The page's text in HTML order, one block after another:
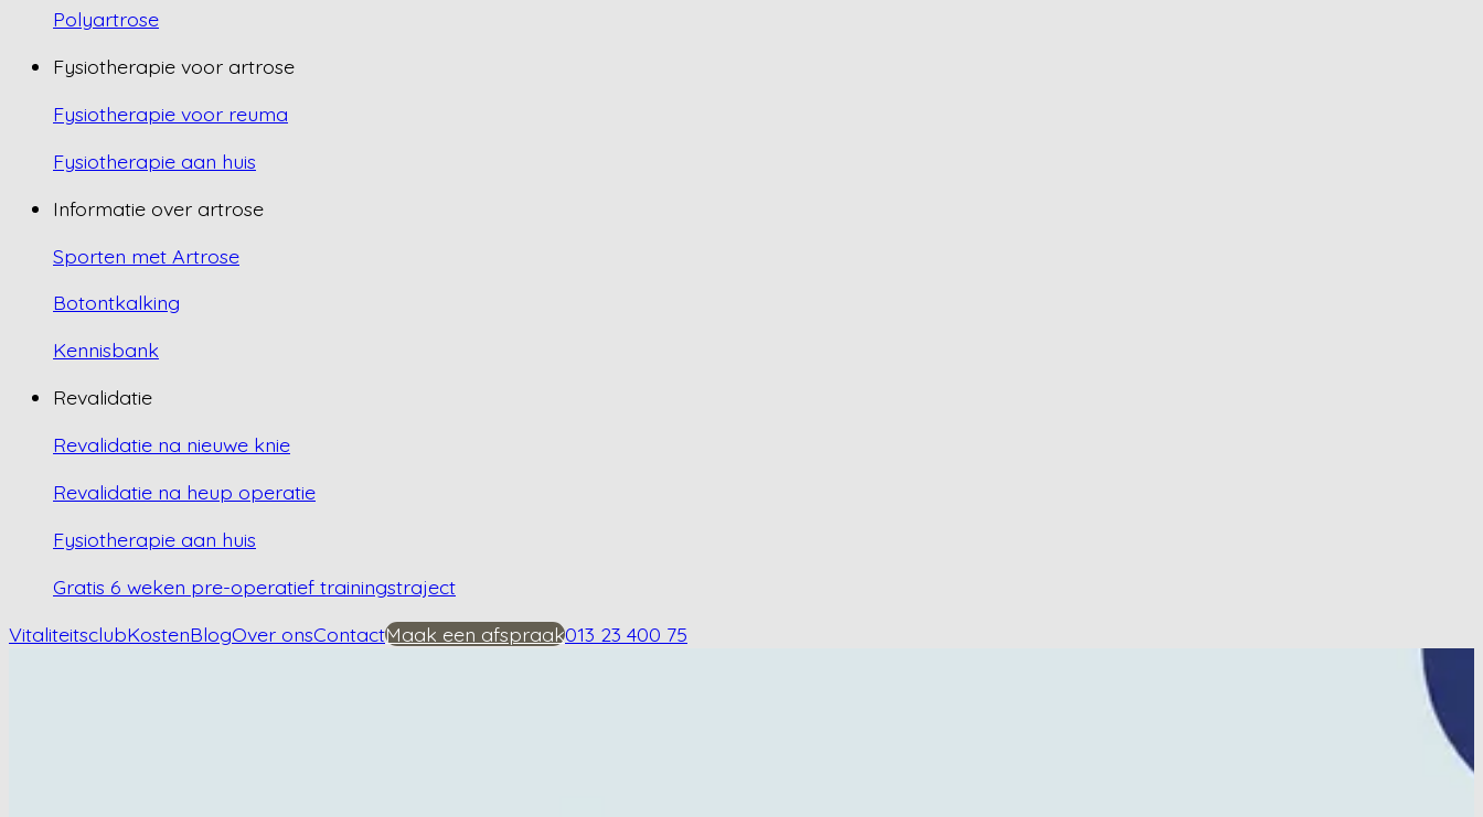
Polyartrose
Fysiotherapie voor artrose
Fysiotherapie voor reuma
Fysiotherapie aan huis
Informatie over artrose
Sporten met Artrose
Botontkalking
Kennisbank
Revalidatie
Revalidatie na nieuwe knie
Revalidatie na heup operatie
Fysiotherapie aan huis
Gratis 6 weken pre-operatief trainingstraject
VitaliteitsclubKostenBlogOver onsContactMaak een afspraak013 23 400 75